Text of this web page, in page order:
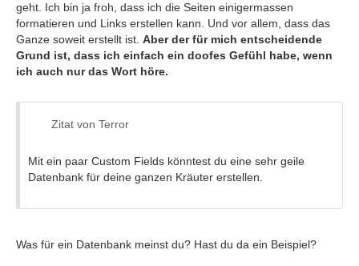
geht. Ich bin ja froh, dass ich die Seiten einigermassen
formatieren und Links erstellen kann. Und vor allem, dass das
Ganze soweit erstellt ist. Aber der für mich entscheidende
Grund ist, dass ich einfach ein doofes Gefühl habe, wenn
ich auch nur das Wort höre.
Zitat von Terror
Mit ein paar Custom Fields könntest du eine sehr geile
Datenbank für deine ganzen Kräuter erstellen.
Was für ein Datenbank meinst du? Hast du da ein Beispiel?